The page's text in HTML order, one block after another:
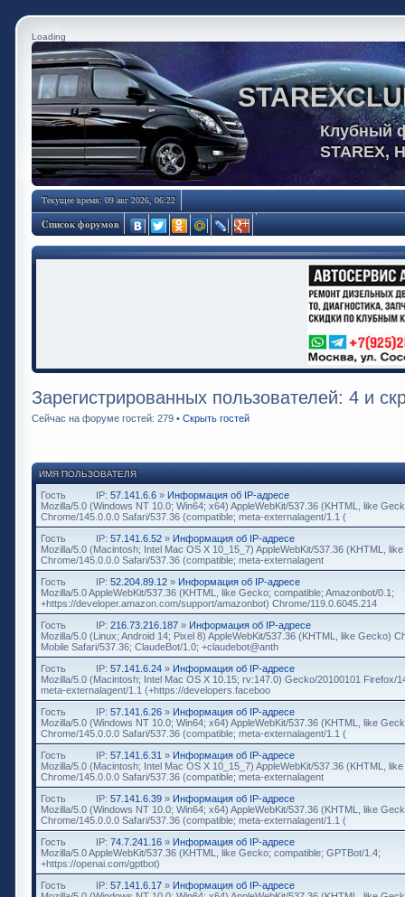
Loading
Клубный
STAREX,
Текущее время: 09 авг 2026, 06:22
Список форумов
Зарегистрированных пользователей: 4 и
Сейчас на форуме гостей: 279 • Скрыть гостей
ИМЯ ПОЛЬЗОВАТЕЛЯ
Гость IP: 57.141.6.6 » Информация об IP-адресе
Mozilla/5.0 (Windows NT 10.0; Win64; x64) AppleWebKit/537.36 (KHTML, like
Chrome/145.0.0.0 Safari/537.36 (compatible; meta-externalagent/1.1 (
Гость
IP: 57.141.6.52 » Информация об IP-адресе
Mozilla/5.0 (Macintosh; Intel Mac OS X 10_15_7) AppleWebKit/537.36 (KHTML,
Chrome/145.0.0.0 Safari/537.36 (compatible; meta-externalagent
Гость
IP: 52.204.89.12 » Информация об IP-адресе
Mozilla/5.0 AppleWebKit/537.36 (KHTML, like Gecko; compatible; Amazonbot/0.1;
+https://developer.amazon.com/support/amazonbot) Chrome/119.0.6045.214
Гость
IP: 216.73.216.187 » Информация об IP-адресе
Mozilla/5.0 (Linux; Android 14; Pixel 8) AppleWebKit/537.36 (KHTML, like Gecko)
Mobile Safari/537.36; ClaudeBot/1.0; +claudebot@anth
Гость
IP: 57.141.6.24 » Информация об IP-адресе
Mozilla/5.0 (Macintosh; Intel Mac OS X 10.15; rv:147.0) Gecko/20100101 Firefox/
meta-externalagent/1.1 (+https://developers.faceboo
Гость
IP: 57.141.6.26 » Информация об IP-адресе
Mozilla/5.0 (Windows NT 10.0; Win64; x64) AppleWebKit/537.36 (KHTML, like
Chrome/145.0.0.0 Safari/537.36 (compatible; meta-externalagent/1.1 (
Гость
IP: 57.141.6.31 » Информация об IP-адресе
Mozilla/5.0 (Macintosh; Intel Mac OS X 10_15_7) AppleWebKit/537.36 (KHTML,
Chrome/145.0.0.0 Safari/537.36 (compatible; meta-externalagent
Гость
IP: 57.141.6.39 » Информация об IP-адресе
Mozilla/5.0 (Windows NT 10.0; Win64; x64) AppleWebKit/537.36 (KHTML, like
Chrome/145.0.0.0 Safari/537.36 (compatible; meta-externalagent/1.1 (
Гость
IP: 74.7.241.16 » Информация об IP-адресе
Mozilla/5.0 AppleWebKit/537.36 (KHTML, like Gecko; compatible; GPTBot/1.4;
+https://openai.com/gptbot)
Гость
IP: 57.141.6.17 » Информация об IP-адресе